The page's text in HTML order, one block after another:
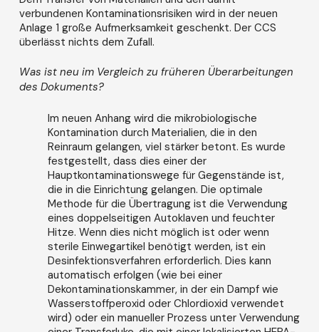
verbundenen Kontaminationsrisiken wird in der neuen
Anlage 1 große Aufmerksamkeit geschenkt. Der CCS
überlässt nichts dem Zufall.
Was ist neu im Vergleich zu früheren Überarbeitungen
des Dokuments?
Im neuen Anhang wird die mikrobiologische
Kontamination durch Materialien, die in den
Reinraum gelangen, viel stärker betont. Es wurde
festgestellt, dass dies einer der
Hauptkontaminationswege für Gegenstände ist,
die in die Einrichtung gelangen. Die optimale
Methode für die Übertragung ist die Verwendung
eines doppelseitigen Autoklaven und feuchter
Hitze. Wenn dies nicht möglich ist oder wenn
sterile Einwegartikel benötigt werden, ist ein
Desinfektionsverfahren erforderlich. Dies kann
automatisch erfolgen (wie bei einer
Dekontaminationskammer, in der ein Dampf wie
Wasserstoffperoxid oder Chlordioxid verwendet
wird) oder ein manueller Prozess unter Verwendung